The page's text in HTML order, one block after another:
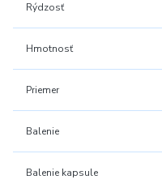
Rýdzosť
Hmotnosť
Priemer
Balenie
Balenie kapsule